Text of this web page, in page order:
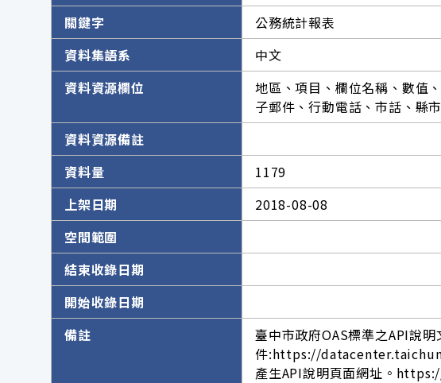
關鍵字
公務統計報表
資料集語系
中文
資料資源欄位
地區、項目、欄位名稱、數值
子郵件、行動電話、市話、縣
資料資源備註
資料量
1179
上架日期
2018-08-08
空間範圍
結束收錄日期
開始收錄日期
備註
臺中市政府OAS標準之API說明
件:https://
產生API說明頁面網址。